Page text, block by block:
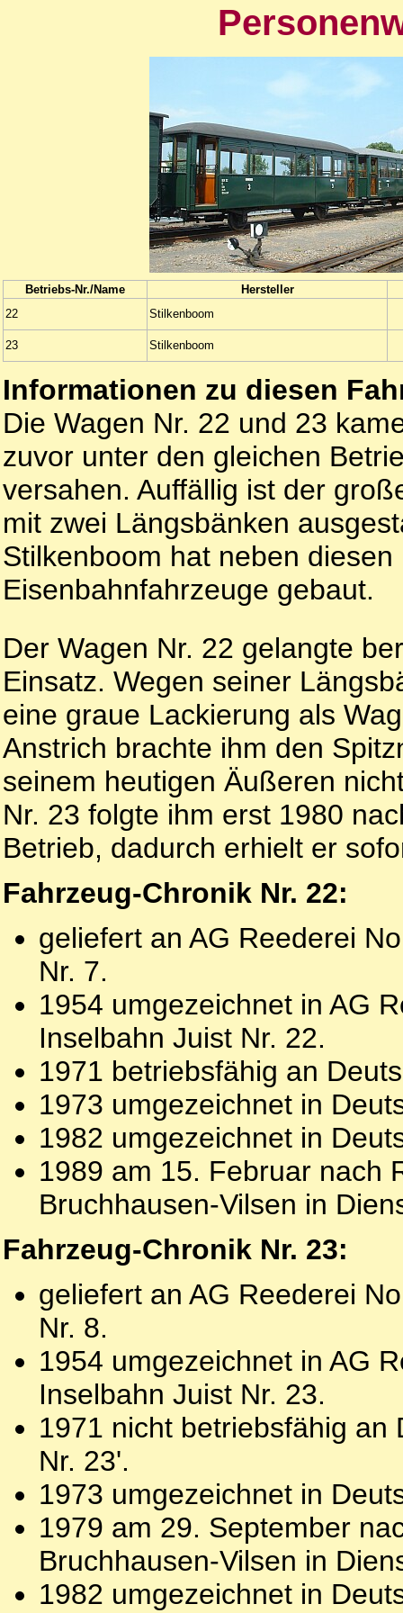
Betriebs-Nr./Name
Hersteller
22
Stilkenboom
23 Stilkenboom
Informationen zu diesen
Die Wagen Nr. 22 und 23
zuvor unter den gleichen
versahen. Auffällig ist der
mit zwei Längsbänken
Stilkenboom hat neben
Eisenbahnfahrzeuge gebaut.
Der Wagen Nr. 22 gelangte
Einsatz. Wegen seiner
eine graue Lackierung als
Anstrich brachte ihm den
seinem heutigen Äußeren
Nr. 23 folgte ihm erst 1980
Betrieb, dadurch erhielt er
Fahrzeug-Chronik Nr. 22:
geliefert an AG Reederei
Nr. 7.
1954 umgezeichnet in AG
Inselbahn Juist Nr. 22.
1971 betriebsfähig an
1973 umgezeichnet in
1982 umgezeichnet in
1989 am 15. Februar nach
Bruchhausen-Vilsen in
Fahrzeug-Chronik Nr. 23:
geliefert an AG Reederei
Nr. 8.
1954 umgezeichnet in AG
Inselbahn Juist Nr. 23.
1971 nicht betriebsfähig an
Nr. 23'.
1973 umgezeichnet in
1979 am 29. September
Bruchhausen-Vilsen in
1982 umgezeichnet in